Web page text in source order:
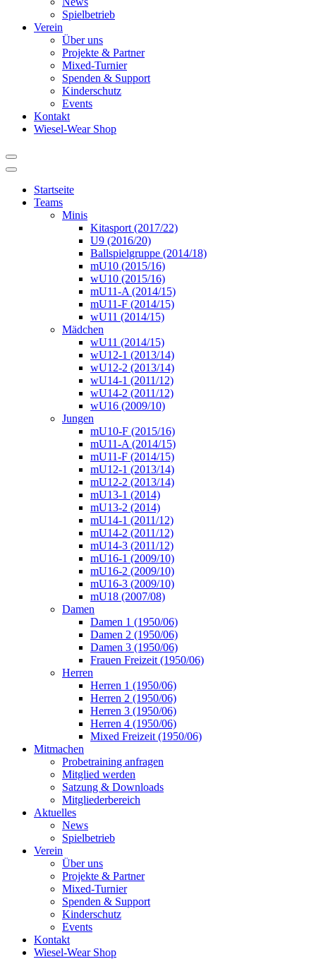
Spielbetrieb
Verein
Über uns
Projekte & Partner
Mixed-Turnier
Spenden & Support
Kinderschutz
Events
Kontakt
Wiesel-Wear Shop
Startseite
Teams
Minis
Kitasport (2017/22)
U9 (2016/20)
Ballspielgruppe (2014/18)
mU10 (2015/16)
wU10 (2015/16)
mU11-A (2014/15)
mU11-F (2014/15)
wU11 (2014/15)
Mädchen
wU11 (2014/15)
wU12-1 (2013/14)
wU12-2 (2013/14)
wU14-1 (2011/12)
wU14-2 (2011/12)
wU16 (2009/10)
Jungen
mU10-F (2015/16)
mU11-A (2014/15)
mU11-F (2014/15)
mU12-1 (2013/14)
mU12-2 (2013/14)
mU13-1 (2014)
mU13-2 (2014)
mU14-1 (2011/12)
mU14-2 (2011/12)
mU14-3 (2011/12)
mU16-1 (2009/10)
mU16-2 (2009/10)
mU16-3 (2009/10)
mU18 (2007/08)
Damen
Damen 1 (1950/06)
Damen 2 (1950/06)
Damen 3 (1950/06)
Frauen Freizeit (1950/06)
Herren
Herren 1 (1950/06)
Herren 2 (1950/06)
Herren 3 (1950/06)
Herren 4 (1950/06)
Mixed Freizeit (1950/06)
Mitmachen
Probetraining anfragen
Mitglied werden
Satzung & Downloads
Mitgliederbereich
Aktuelles
News
Spielbetrieb
Verein
Über uns
Projekte & Partner
Mixed-Turnier
Spenden & Support
Kinderschutz
Events
Kontakt
Wiesel-Wear Shop